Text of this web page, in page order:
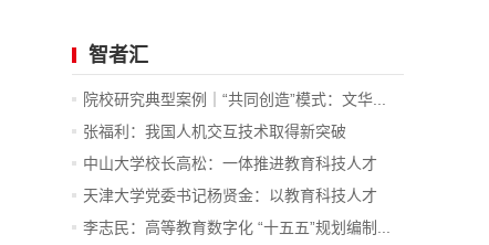
智者汇
院校研究典型案例｜“共同创造”模式：文华...
张福利：我国人机交互技术取得新突破
中山大学校长高松：一体推进教育科技人才
发...
天津大学党委书记杨贤金：以教育科技人才
一...
李志民：高等教育数字化 “十五五”规划编制...